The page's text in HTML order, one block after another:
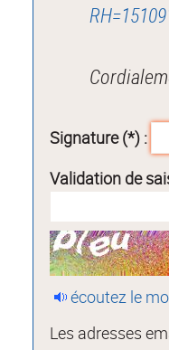
Signature (*) :
Validation de
écoutez le
Les adresses